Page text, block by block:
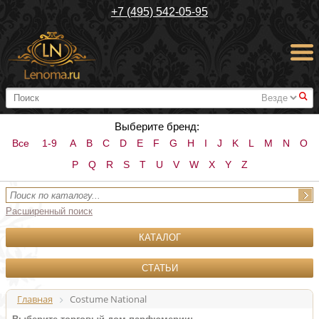
+7 (495) 542-05-95
#
Выберите бренд:
Все 1-9 A B C D E F G H I J K L M N
O
P
Q R S T U V W X Y Z
Расширенный поиск
КАТАЛОГ
СТАТЬИ
Главная Costume National